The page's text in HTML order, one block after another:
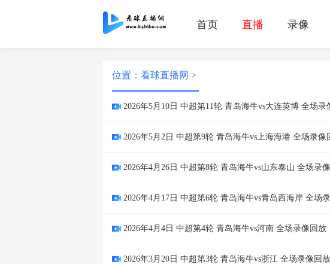
首页 直播 录像
位置： 看球直播网 >
2026年5月10日 中超第11轮 青岛海牛vs大连英博 全场录
2026年5月2日 中超第9轮 青岛海牛vs上海海港 全场录像
2026年4月26日 中超第8轮 青岛海牛vs山东泰山 全场录
2026年4月17日 中超第6轮 青岛海牛vs青岛西海岸 全场
2026年4月4日 中超第4轮 青岛海牛vs河南 全场录像回放
2026年3月20日 中超第3轮 青岛海牛vs浙江 全场录像回放